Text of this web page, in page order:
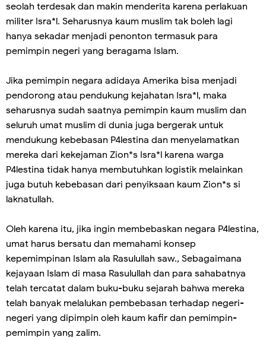
seolah terdesak dan makin menderita karena perlakuan
militer Isra*l. Seharusnya kaum muslim tak boleh lagi
hanya sekadar menjadi penonton termasuk para
pemimpin negeri yang beragama Islam.
Jika pemimpin negara adidaya Amerika bisa menjadi
pendorong atau pendukung kejahatan Isra*l, maka
seharusnya sudah saatnya pemimpin kaum muslim dan
seluruh umat muslim di dunia juga bergerak untuk
mendukung kebebasan P4lestina dan menyelamatkan
mereka dari kekejaman Zion*s Isra*l karena warga
P4lestina tidak hanya membutuhkan logistik melainkan
juga butuh kebebasan dari penyiksaan kaum Zion*s si
laknatullah.
Oleh karena itu, jika ingin membebaskan negara P4lestina,
umat harus bersatu dan memahami konsep
kepemimpinan Islam ala Rasulullah saw., Sebagaimana
kejayaan Islam di masa Rasulullah dan para sahabatnya
telah tercatat dalam buku-buku sejarah bahwa mereka
telah banyak melalukan pembebasan terhadap negeri-
negeri yang dipimpin oleh kaum kafir dan pemimpin-
pemimpin yang zalim.